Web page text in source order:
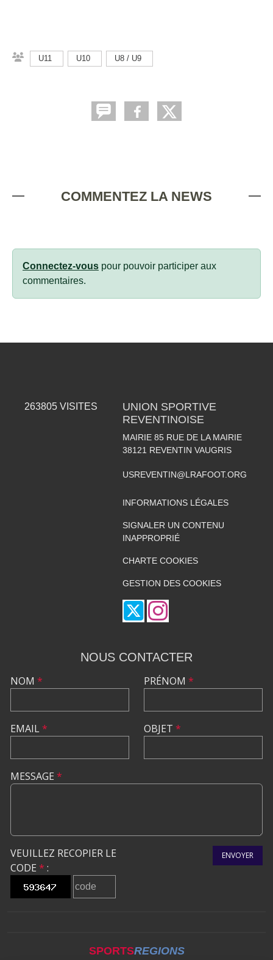
U11 U10 U8 / U9
COMMENTEZ LA NEWS
Connectez-vous pour pouvoir participer aux
commentaires.
263805 VISITES
UNION SPORTIVE
REVENTINOISE
MAIRIE 85 RUE DE LA MAIRIE
38121 REVENTIN VAUGRIS
USREVENTIN@LRAFOOT.ORG
INFORMATIONS LÉGALES
SIGNALER UN CONTENU
INAPPROPRIÉ
CHARTE COOKIES
GESTION DES COOKIES
NOUS CONTACTER
NOM *
EMAIL*
PRÉNOM *
OBJET *
MESSAGE *
VEUILLEZ RECOPIER LE
CODE * :
ENVOYER
SPORTSREGIONS